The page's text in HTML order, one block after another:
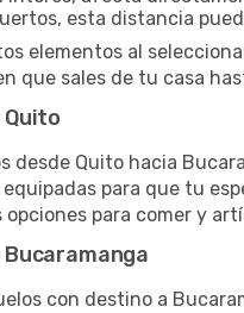
esta distancia
elementos al
que sales de tu casa
desde Quito hacia
para que tu
opciones para comer y
con destino a